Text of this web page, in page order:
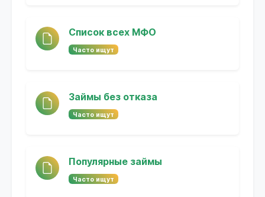
Список всех МФО
Часто ищут
Займы без отказа
Часто ищут
Популярные займы
Часто ищут